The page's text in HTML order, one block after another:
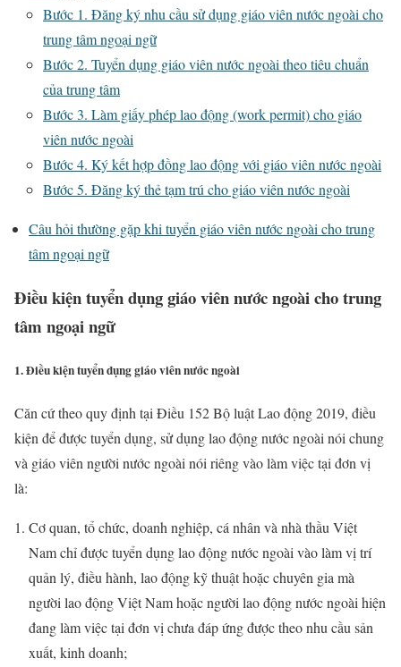
Bước 1. Đăng ký nhu cầu sử dụng giáo viên nước ngoài cho
trung tâm ngoại ngữ
Bước 2. Tuyển dụng giáo viên nước ngoài theo tiêu chuẩn
của trung tâm
Bước 3. Làm giấy phép lao động (work permit) cho giáo
viên nước ngoài
Bước 4. Ký kết hợp đồng lao động với giáo viên nước ngoài
Bước 5. Đăng ký thẻ tạm trú cho giáo viên nước ngoài
Câu hỏi thường gặp khi tuyển giáo viên nước ngoài cho trung
tâm ngoại ngữ
Điều kiện tuyển dụng giáo viên nước ngoài cho trung
tâm ngoại ngữ
1. Điều kiện tuyển dụng giáo viên nước ngoài
Căn cứ theo quy định tại Điều 152 Bộ luật Lao động 2019, điều
kiện để được tuyển dụng, sử dụng lao động nước ngoài nói chung
và giáo viên người nước ngoài nói riêng vào làm việc tại đơn vị
là:
Cơ quan, tổ chức, doanh nghiệp, cá nhân và nhà thầu Việt
Nam chỉ được tuyển dụng lao động nước ngoài vào làm vị trí
quản lý, điều hành, lao động kỹ thuật hoặc chuyên gia mà
người lao động Việt Nam hoặc người lao động nước ngoài hiện
đang làm việc tại đơn vị chưa đáp ứng được theo nhu cầu sản
xuất, kinh doanh;